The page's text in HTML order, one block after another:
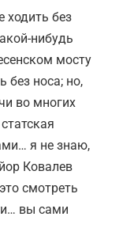
без
нибудь
мосту
без носа; но,
во многих
я не знаю,
Ковалев
смотреть
вы сами